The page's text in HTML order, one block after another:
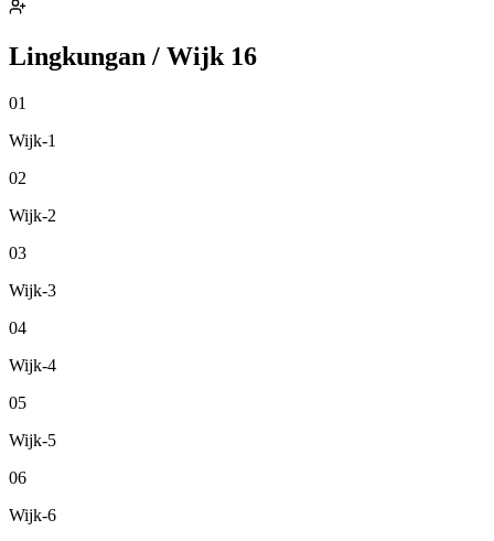
Lingkungan / Wijk 16
01
Wijk-1
02
Wijk-2
03
Wijk-3
04
Wijk-4
05
Wijk-5
06
Wijk-6